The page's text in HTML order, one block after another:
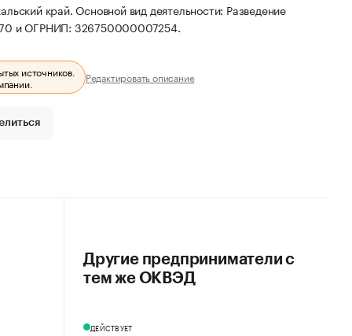
край. Основной вид деятельности: Разведение
и ОГРНИП: 326750000007254.
источников.
Редактировать описание
Другие предприниматели с
тем же ОКВЭД
ДЕЙСТВУЕТ